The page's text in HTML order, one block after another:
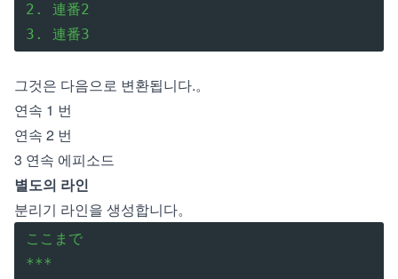
2. 連番2
3. 連番3
그것은 다음으로 변환됩니다.。
연속 1 번
연속 2 번
3 연속 에피소드
별도의 라인
분리기 라인을 생성합니다。
ここまで
***